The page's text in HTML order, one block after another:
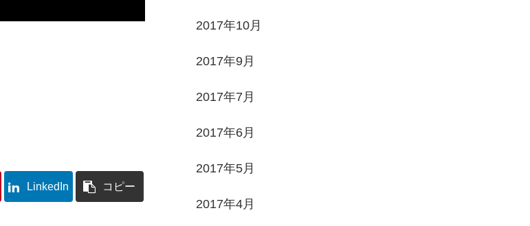
LinkedIn コピー
2017年10月
2017年9月
2017年7月
2017年6月
2017年5月
2017年4月